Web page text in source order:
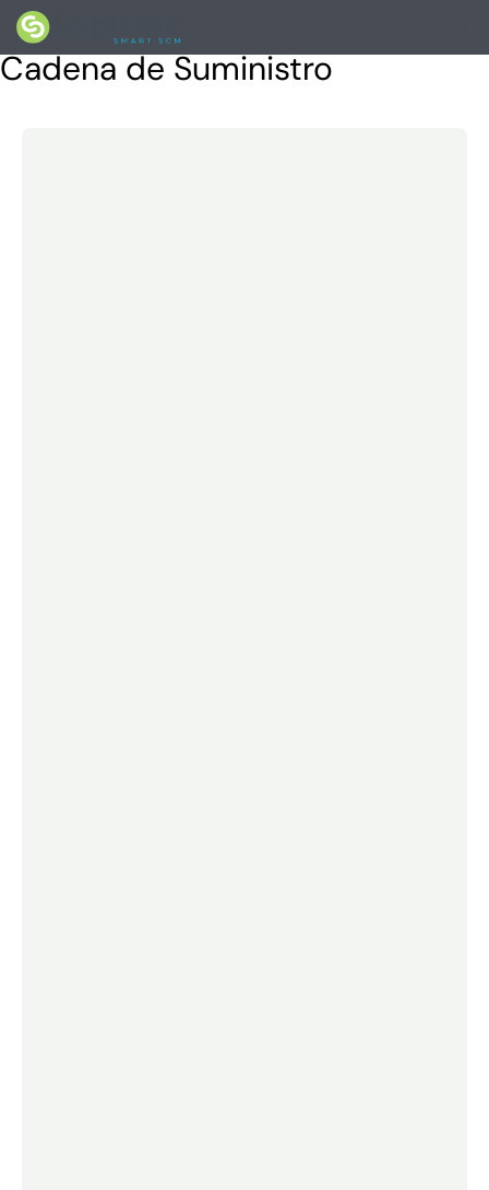
Planeación y Programación de la
Cadena de Suministro​